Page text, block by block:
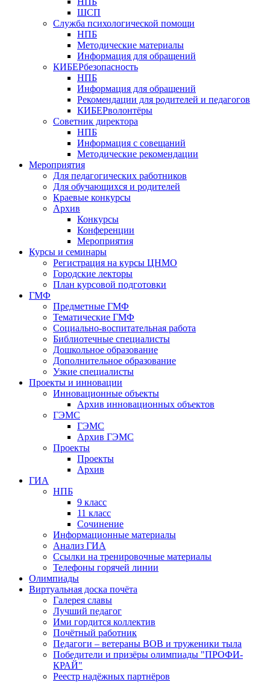
ШСП
Служба психологической помощи
НПБ
Методические материалы
Информация для обращений
КИБЕРбезопасность
НПБ
Информация для обращений
Рекомендации для родителей и педагогов
КИБЕРволонтёры
Советник директора
НПБ
Информация с совещаний
Методические рекомендации
Мероприятия
Для педагогических работников
Для обучающихся и родителей
Краевые конкурсы
Архив
Конкурсы
Конференции
Мероприятия
Курсы и семинары
Регистрация на курсы ЦНМО
Городские лекторы
План курсовой подготовки
ГМФ
Предметные ГМФ
Тематические ГМФ
Социально-воспитательная работа
Библиотечные специалисты
Дошкольное образование
Дополнительное образование
Узкие специалисты
Проекты и инновации
Инновационные объекты
Архив инновационных объектов
ГЭМС
ГЭМС
Архив ГЭМС
Проекты
Проекты
Архив
ГИА
НПБ
9 класс
11 класс
Сочинение
Информационные материалы
Анализ ГИА
Ссылки на тренировочные материалы
Телефоны горячей линии
Олимпиады
Виртуальная доска почёта
Галерея славы
Лучший педагог
Ими гордится коллектив
Почётный работник
Педагоги – ветераны ВОВ и труженики тыла
Победители и призёры олимпиады "ПРОФИ-
КРАЙ"
Реестр надёжных партнёров